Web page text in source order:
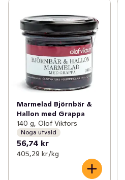
Marmelad Björnbär &
Hallon med Grappa
140 g, Olof Viktors
Noga utvald
56,74 kr
405,29 kr /kg